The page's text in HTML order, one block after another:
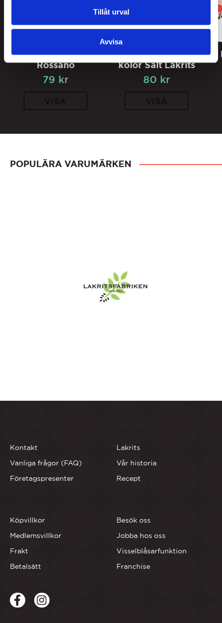
Tillåt urval
Avvisa
Amarelli Spezzatina
Rossano
79 kr
VISA
Pärlans Ask 5st
kolor Salt Lakrits
80 kr
VISA
POPULÄRA VARUMÄRKEN
Kontakt
Vanliga frågor (FAQ)
Företagspresenter
Lakrits
Vår historia
Recept
Besök oss
Jobba hos oss
Visselblåsarfunktion
Franchise
Köpvillkor
Medlemsvillkor
Frakt
Betalsätt
FacebookLinkedIn